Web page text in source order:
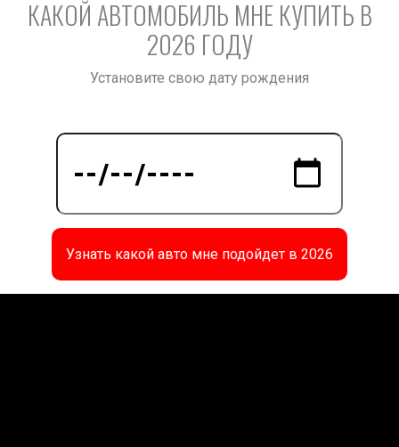
КАКОЙ АВТОМОБИЛЬ МНЕ КУПИТЬ В
2026 ГОДУ
Установите свою дату рождения
Узнать какой авто мне подойдет в 2026